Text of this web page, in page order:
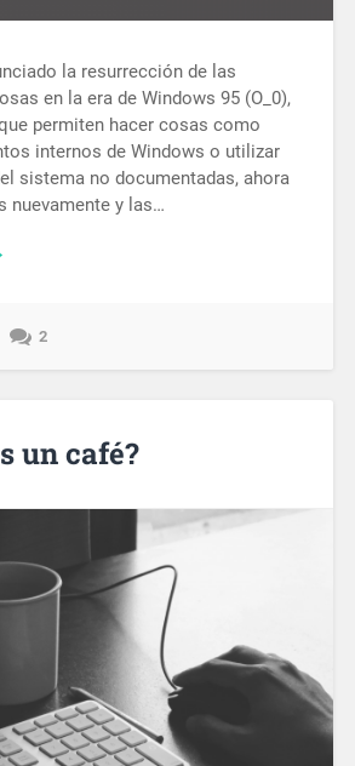
la resurrección de las
en la era de Windows 95 (O_0),
permiten hacer cosas como
internos de Windows o utilizar
sistema no documentadas, ahora
nuevamente y las…
2
un café?